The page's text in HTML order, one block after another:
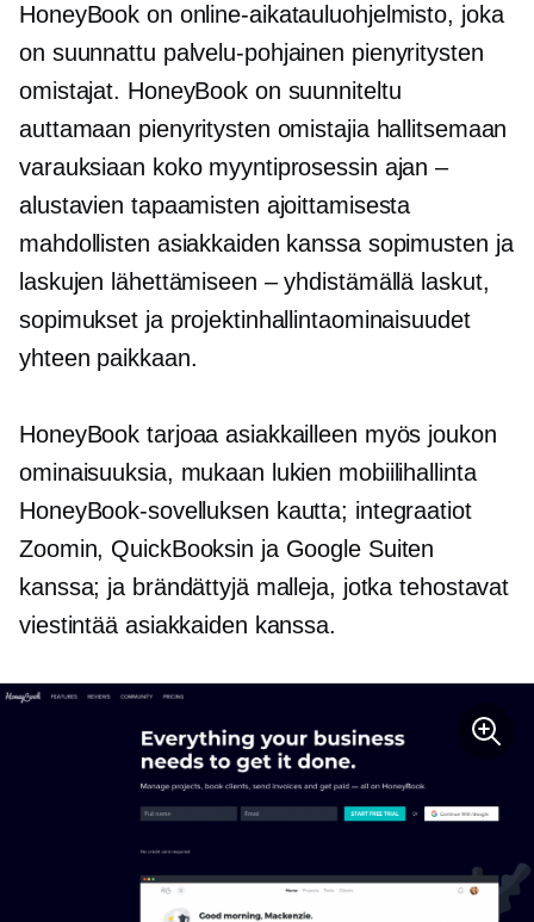
HoneyBook on online-aikatauluohjelmisto, joka
on suunnattu palvelu-pohjainen pienyritysten
omistajat. HoneyBook on suunniteltu
auttamaan pienyritysten omistajia hallitsemaan
varauksiaan koko myyntiprosessin ajan –
alustavien tapaamisten ajoittamisesta
mahdollisten asiakkaiden kanssa sopimusten ja
laskujen lähettämiseen – yhdistämällä laskut,
sopimukset ja projektinhallintaominaisuudet
yhteen paikkaan.
HoneyBook tarjoaa asiakkailleen myös joukon
ominaisuuksia, mukaan lukien mobiilihallinta
HoneyBook-sovelluksen kautta; integraatiot
Zoomin, QuickBooksin ja Google Suiten
kanssa; ja brändättyjä malleja, jotka tehostavat
viestintää asiakkaiden kanssa.